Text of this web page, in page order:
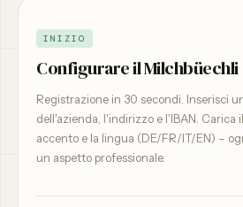
INIZIO
Configurare il Milchbüechli
Registrazione in 30 secondi. Inserisci
dell'azienda, l'indirizzo e l'IBAN. Carica
accento e la lingua (DE/FR/IT/EN) –
un aspetto professionale.